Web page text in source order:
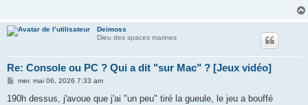
Deimoss
Dieu des spaces marines
Re: Console ou PC ? Qui a dit "sur Mac" ? [Jeux vidéo]
M
s
mer. mai 06, 2026 7:33 am
190h dessus, j'avoue que j'ai "un peu" tiré la gueule, le jeu a bouffé